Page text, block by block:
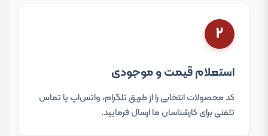
۲
استعلام قیمت و موجودی
کد محصولات انتخابی را از طریق تلگرام، واتس‌اپ یا تماس
تلفنی برای کارشناسان ما ارسال فرمایید.